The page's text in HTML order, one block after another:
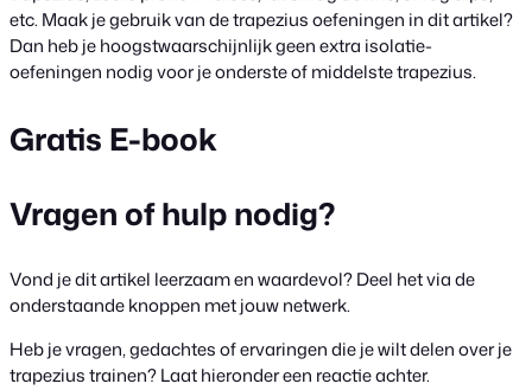
etc. Maak je gebruik van de trapezius oefeningen in dit artikel?
Dan heb je hoogstwaarschijnlijk geen extra isolatie-
oefeningen nodig voor je onderste of middelste trapezius.
Gratis E-book
Vragen of hulp nodig?
Vond je dit artikel leerzaam en waardevol? Deel het via de
onderstaande knoppen met jouw netwerk.
Heb je vragen, gedachtes of ervaringen die je wilt delen over je
trapezius trainen? Laat hieronder een reactie achter.